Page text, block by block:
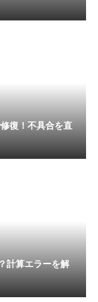
復！不具合を直
計算エラーを解